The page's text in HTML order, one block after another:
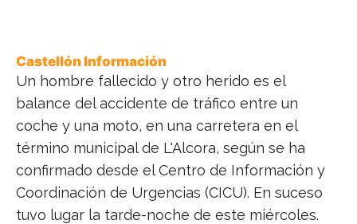
Castellón Información
Un hombre fallecido y otro herido es el
balance del accidente de tráfico entre un
coche y una moto, en una carretera en el
término municipal de L'Alcora, según se ha
confirmado desde el Centro de Información y
Coordinación de Urgencias (CICU). En suceso
tuvo lugar la tarde-noche de este miércoles.